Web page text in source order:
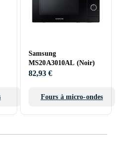
Samsung
MS20A3010AL (Noir)
82,93 €
Fours à micro-ondes